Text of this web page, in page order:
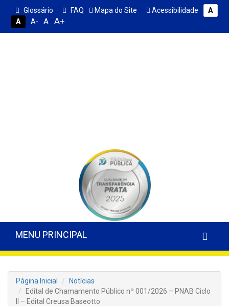
Glossário FAQ Mapa do Site Acessibilidade
A
A
A- A A+
MENU PRINCIPAL
Página Inicial
Notícias
Edital de Chamamento Público nº 001/2026 – PNAB Ciclo
II – Edital Creusa Baseotto